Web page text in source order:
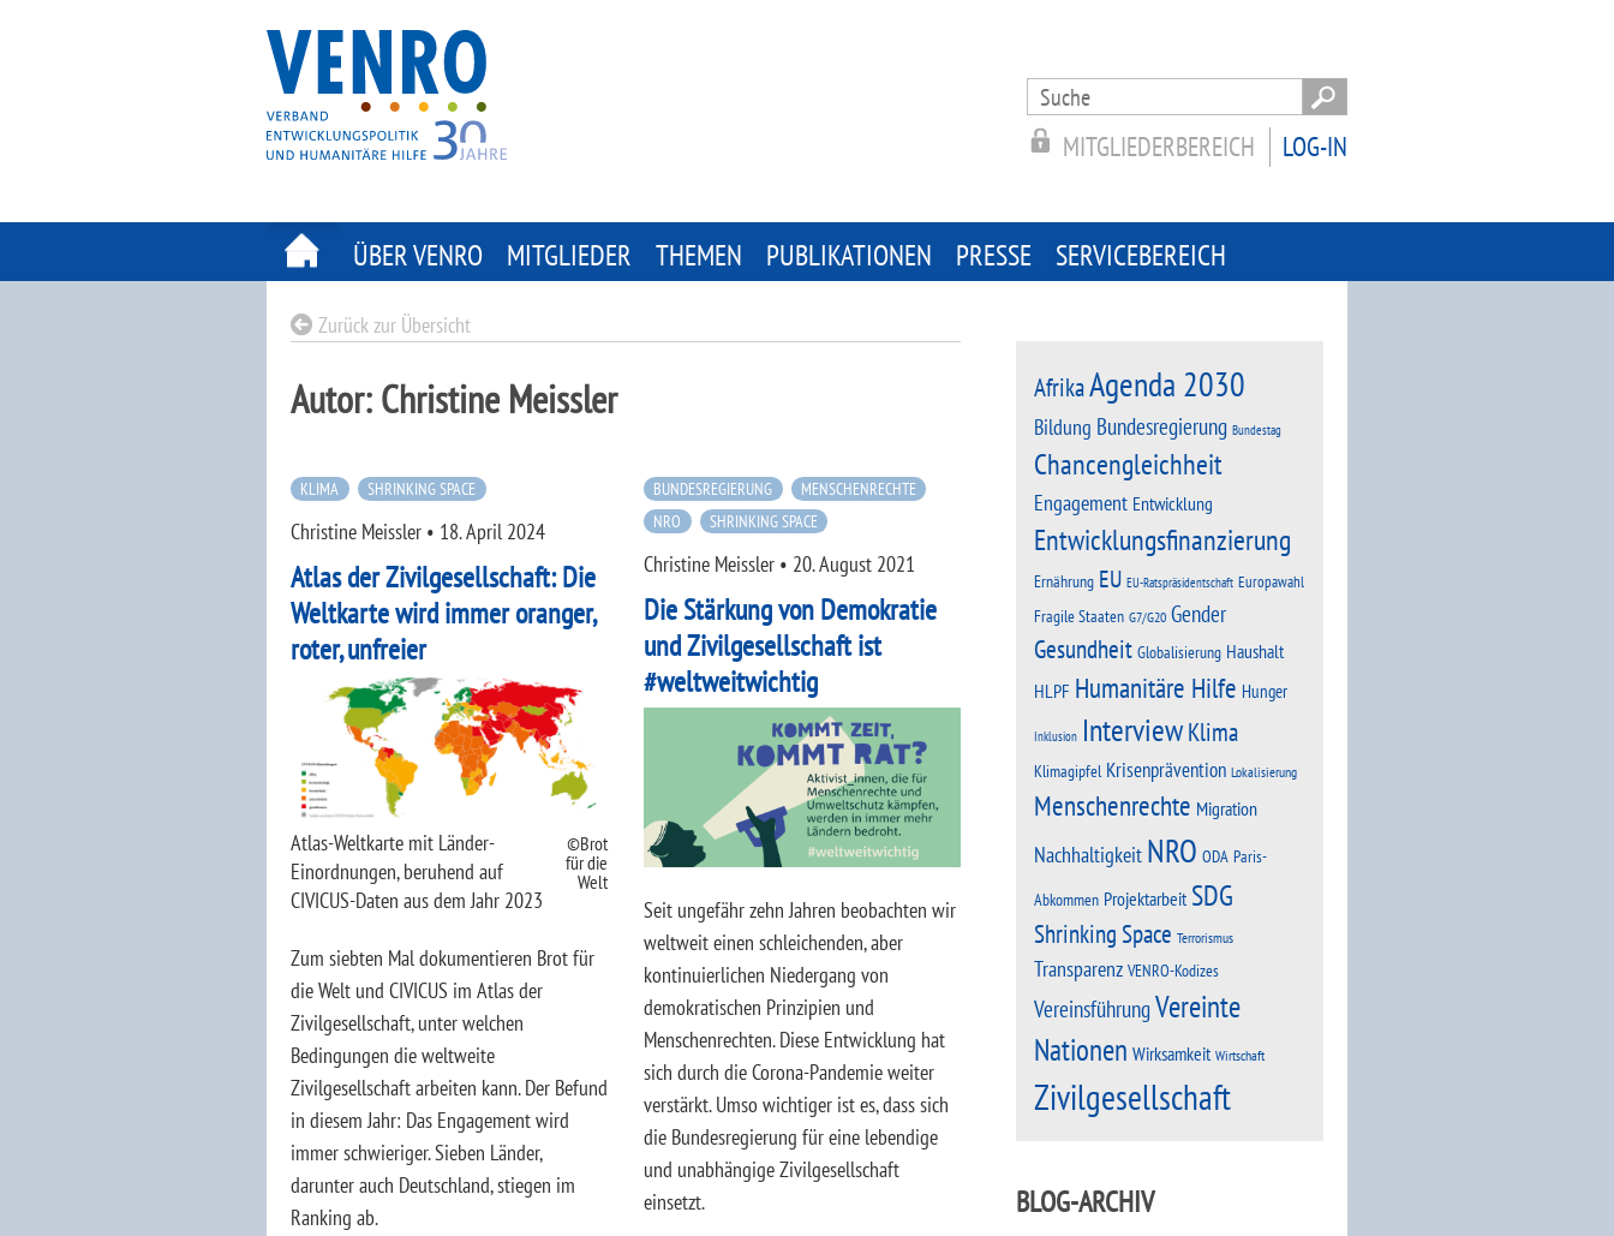
Search
for:
LOG-IN
MITGLIEDERBEREICH
ÜBER VENRO MITGLIEDER THEMEN PUBLIKATIONEN PRESSE SERVICEBEREICH
Zurück zur Übersicht
Autor:Christine Meissler
KLIMA SHRINKING SPACE
Christine Meissler • 18. April 2024
Atlas der Zivilgesellschaft: Die
Weltkarte wird immer oranger,
roter, unfreier
Atlas-Weltkarte mit Länder-
Einordnungen, beruhend auf
CIVICUS-Daten aus dem Jahr 2023
Brot
für die
Welt
Zum siebten Mal dokumentieren Brot für
die Welt und CIVICUS im Atlas der
Zivilgesellschaft, unter welchen
Bedingungen die weltweite
Zivilgesellschaft arbeiten kann. Der Befund
in diesem Jahr: Das Engagement wird
immer schwieriger. Sieben Länder,
darunter auch Deutschland, stiegen im
Ranking ab.
BUNDESREGIERUNG
MENSCHENRECHTE
NRO
SHRINKING SPACE
Christine Meissler• 20. August 2021
Die Stärkung von Demokratie
und Zivilgesellschaft ist
#weltweitwichtig
Seit ungefähr zehn Jahren beobachten wir
weltweit einen schleichenden, aber
kontinuierlichen Niedergang von
demokratischen Prinzipien und
Menschenrechten. Diese Entwicklung hat
sich durch die Corona-Pandemie weiter
verstärkt. Umso wichtiger ist es, dass sich
die Bundesregierung für eine lebendige
und unabhängige Zivilgesellschaft
einsetzt.
AfrikaAgenda 2030
Bildung Bundesregierung Bundestag
Chancengleichheit
Engagement Entwicklung
Entwicklungsfinanzierung
Ernährung EU EU-Ratspräsidentschaft Europawahl
Fragile Staaten G7/G20 Gender
Gesundheit Globalisierung Haushalt
HLPF Humanitäre Hilfe Hunger
Inklusion Interview Klima
Klimagipfel Krisenprävention Lokalisierung
Menschenrechte Migration
Nachhaltigkeit NRO ODA Paris-
Abkommen Projektarbeit SDG
Shrinking Space Terrorismus
Transparenz VENRO-Kodizes
VereinsführungVereinte
Nationen Wirksamkeit Wirtschaft
Zivilgesellschaft
BLOG-ARCHIV